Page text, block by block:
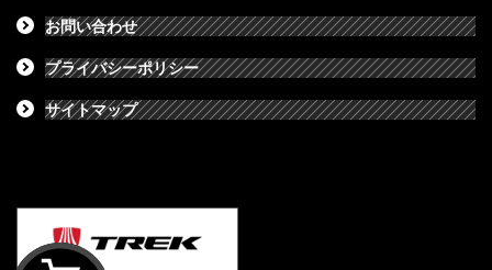
お問い合わせ
プライバシーポリシー
サイトマップ